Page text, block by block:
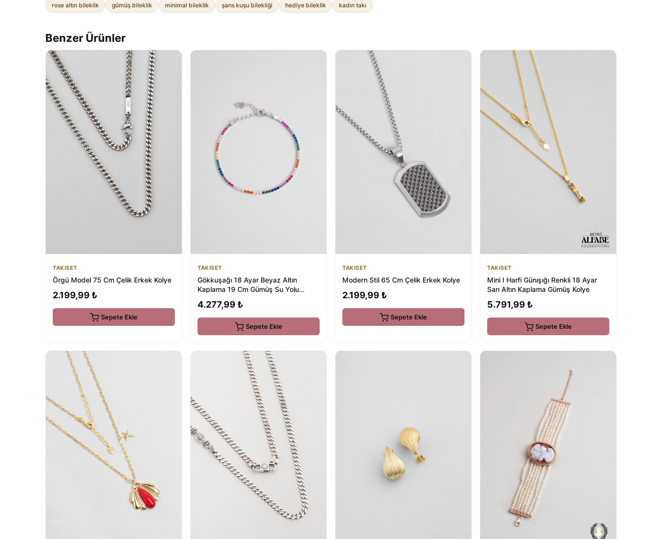
rose altın bileklik gümüş bileklik minimal bileklik şans kuşu bilekliği hediye bileklik kadın takı
Benzer Ürünler
TAKISET
Örgü Model 75 Cm Çelik Erkek Kolye
2.199,99 ₺
Sepete Ekle
TAKISET
Gökkuşağı 18 Ayar Beyaz Altın
Kaplama 19 Cm Gümüş Su Yolu
4.277,99 ₺
Sepete Ekle
TAKISET
Modern Stil 65 Cm Çelik Erkek Kolye
2.199,99 ₺
Sepete Ekle
TAKISET
Mini I Harfi Günışığı Renkli 18 Ayar
Sarı Altın Kaplama Gümüş Kolye
5.791,99 ₺
Sepete Ekle